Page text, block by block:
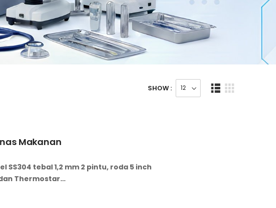
SHOW :
Makanan
SS304 tebal 1,2 mm 2 pintu, roda 5 inch
Thermostar…